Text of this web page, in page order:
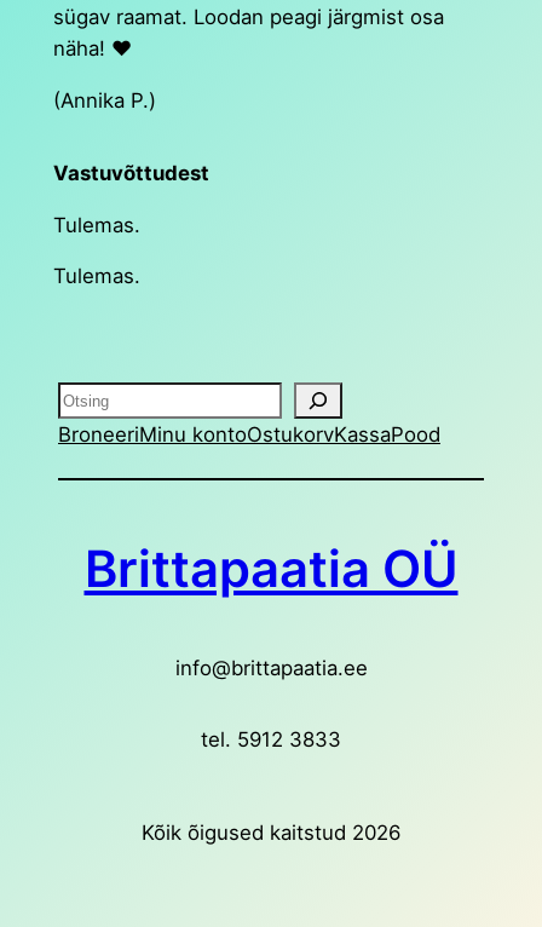
sügav raamat. Loodan peagi järgmist osa
näha! ❤️
(Annika P.)
Vastuvõttudest
Tulemas.
Tulemas.
Otsing
BroneeriMinu kontoOstukorvKassaPood
Brittapaatia OÜ
info@brittapaatia.ee
tel. 5912 3833
Kõik õigused kaitstud 2026